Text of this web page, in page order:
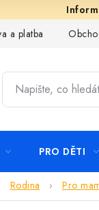
a platba
PRO DĚTI
Rodina Pro